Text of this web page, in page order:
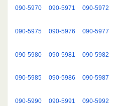
090-5970 090-5971 090-5972
090-5975 090-5976 090-5977
090-5980 090-5981 090-5982
090-5985 090-5986 090-5987
090-5990 090-5991 090-5992